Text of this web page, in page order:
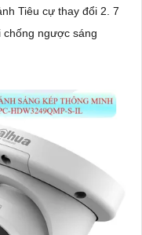
Tiêu cự thay đổi 2. 7